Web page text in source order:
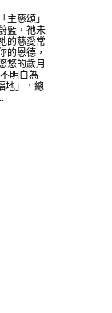
主慈頌」
藍，祂未
的慈愛常
的恩德，
悠的歲月
明白為
地」，總